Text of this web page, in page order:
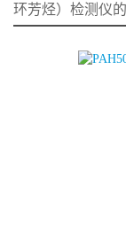
环芳烃）检测仪的